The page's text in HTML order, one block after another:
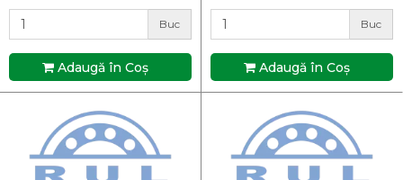
Buc
Adaugă în Coş
Buc
Adaugă în Coş